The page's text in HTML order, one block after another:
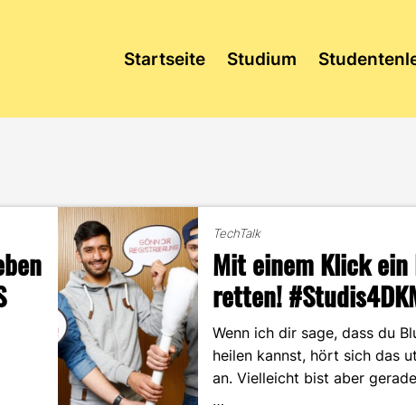
Startseite Studium
TechTalk
Mit einem Klick ein
retten!
Wenn ich dir sage, dass du
heilen kannst, hört sich das
an. Vielleicht bist aber
…